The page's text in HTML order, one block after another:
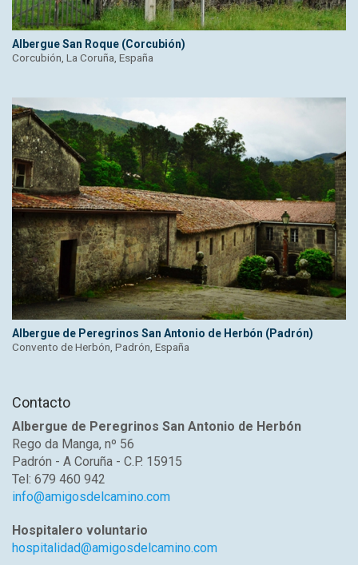
Albergue San Roque (Corcubión)
Corcubión, La Coruña, España
Albergue de Peregrinos San Antonio de Herbón (Padrón)
Convento de Herbón, Padrón, España
Contacto
Albergue de Peregrinos San Antonio de Herbón
Rego da Manga, nº 56
Padrón - A Coruña - C.P. 15915
Tel: 679 460 942
info@amigosdelcamino.com
Hospitalero voluntario
hospitalidad@amigosdelcamino.com